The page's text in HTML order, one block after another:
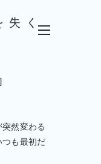
然変わる
も最初だ